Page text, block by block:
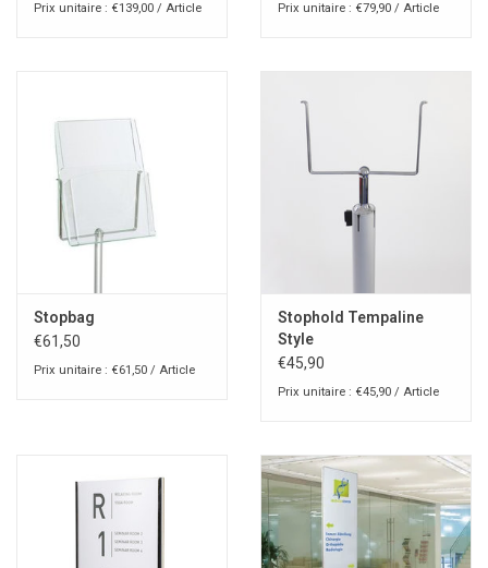
Prix unitaire : €139,00 / Article Prix unitaire : €79,90 / Article
Stopbag
€61,50
Prix unitaire : €61,50 / Article
Stophold Tempaline
Style
€45,90
Prix unitaire : €45,90 / Article